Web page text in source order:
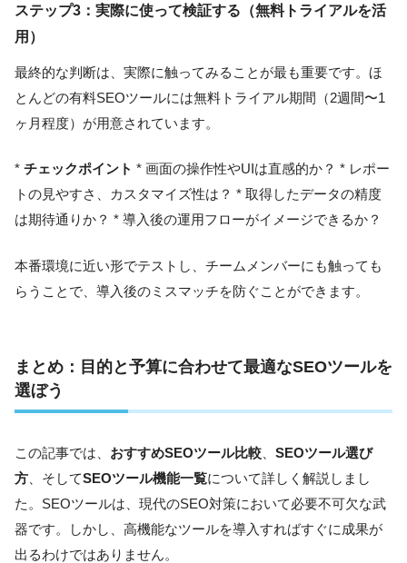
ステップ3：実際に使って検証する（無料トライアルを活
用）
最終的な判断は、実際に触ってみることが最も重要です。ほ
とんどの有料SEOツールには無料トライアル期間（2週間〜1
ヶ月程度）が用意されています。
* チェックポイント * 画面の操作性やUIは直感的か？ * レポー
トの見やすさ、カスタマイズ性は？ * 取得したデータの精度
は期待通りか？ * 導入後の運用フローがイメージできるか？
本番環境に近い形でテストし、チームメンバーにも触っても
らうことで、導入後のミスマッチを防ぐことができます。
まとめ：目的と予算に合わせて最適なSEOツールを
選ぼう
この記事では、 おすすめSEOツール比較
SEOツール選び
方 、そしてSEOツール機能一覧について詳しく解説しまし
た。SEOツールは、現代のSEO対策において必要不可欠な武
器です。しかし、高機能なツールを導入すればすぐに成果が
出るわけではありません。